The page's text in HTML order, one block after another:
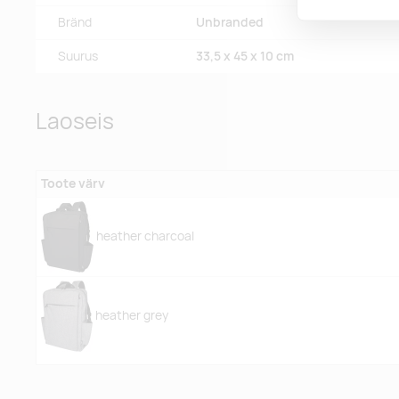
Bränd Unbranded
Suurus 33,5 x 45 x 10 cm
Laoseis
Toote värv
heather charcoal
heather grey